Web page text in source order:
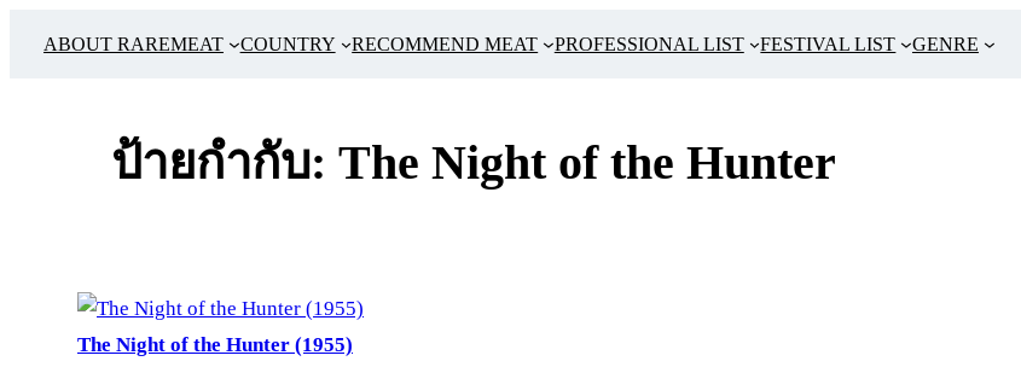
ABOUT RAREMEAT COUNTRY RECOMMEND MEAT PROFESSIONAL LIST FESTIVAL LIST GENRE
ป้ายกำกับ: The Night of the Hunter
The Night of the Hunter (1955)